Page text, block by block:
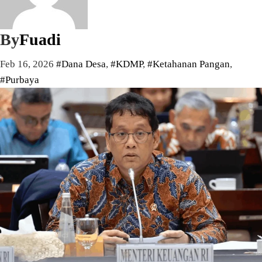
ByFuadi
Feb 16, 2026 #Dana Desa, #KDMP, #Ketahanan Pangan,
#Purbaya